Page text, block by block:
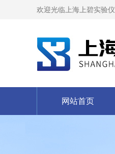
欢迎光临上海上碧实验
网站首页